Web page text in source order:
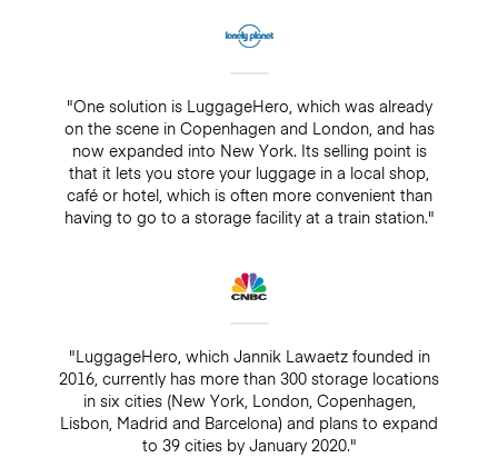
"One solution is LuggageHero, which was already
on the scene in Copenhagen and London, and has
now expanded into New York. Its selling point is
that it lets you store your luggage in a local shop,
café or hotel, which is often more convenient than
having to go to a storage facility at a train station."
"LuggageHero, which Jannik Lawaetz founded in
2016, currently has more than 300 storage locations
in six cities (New York, London, Copenhagen,
Lisbon, Madrid and Barcelona) and plans to expand
to 39 cities by January 2020."